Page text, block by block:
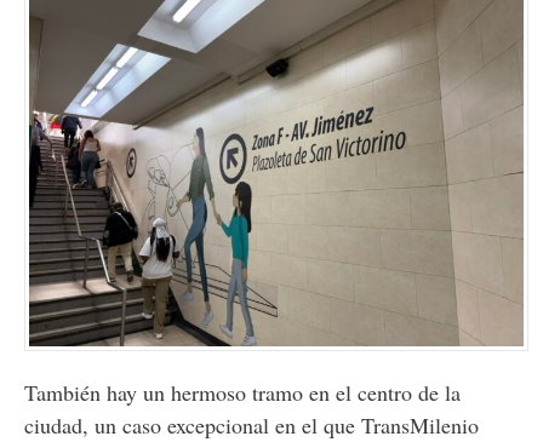
También hay un hermoso tramo en el centro de la
ciudad, un caso excepcional en el que TransMilenio